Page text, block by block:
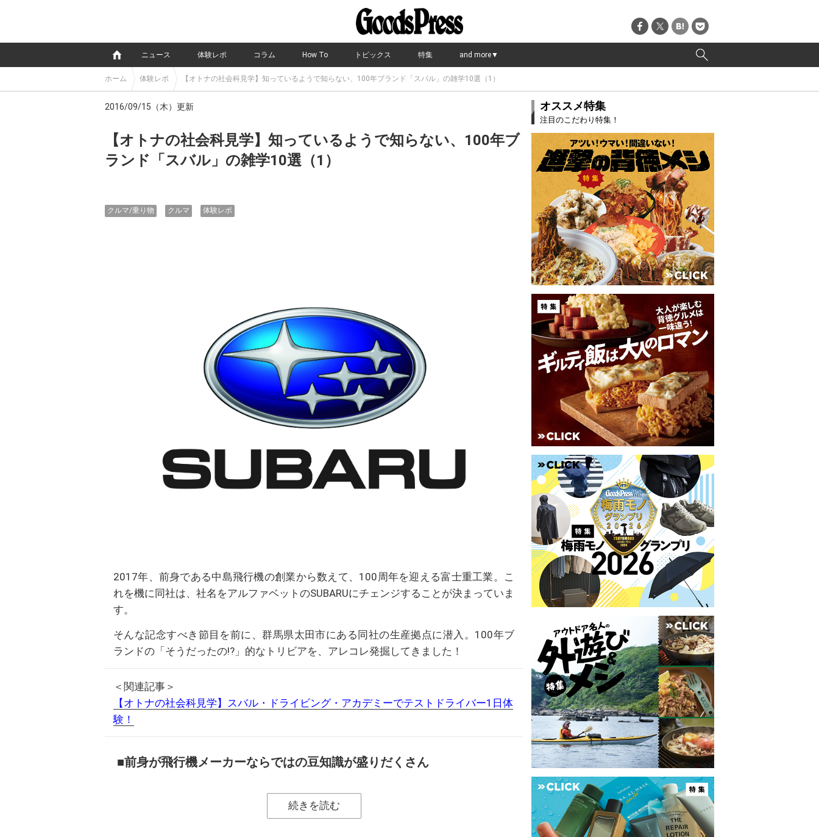
ニュース 体験レポ コラム How To トピックス 特集 and more▼
ホーム 体験レポ 【オトナの社会科見学】知っているようで知らない、100年ブランド「スバル」の雑学10選（1）
2016/09/15（木）更新
【オトナの社会科見学】知っているようで知らない、100年ブ
ランド「スバル」の雑学10選（1）
クルマ/乗り物 クルマ 体験レポ
2017年、前身である中島飛行機の創業から数えて、100周年を迎える富士重工業。こ
れを機に同社は、社名をアルファベットのSUBARUにチェンジすることが決まっていま
す。
そんな記念すべき節目を前に、群馬県太田市にある同社の生産拠点に潜入。100年ブ
ランドの「そうだったの!?」的なトリビアを、アレコレ発掘してきました！
＜関連記事＞
【オトナの社会科見学】スバル・ドライビング・アカデミーでテストドライバー1日体
験！
■前身が飛行機メーカーならではの豆知識が盛りだくさん
続きを読む
オススメ特集
注目のこだわり特集！